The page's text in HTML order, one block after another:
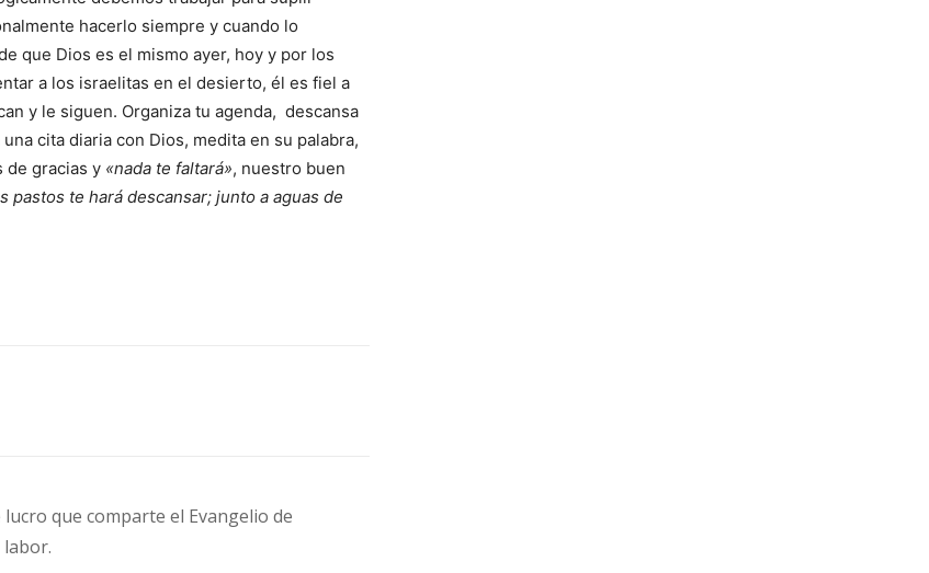
hacerlo siempre y cuando lo
que Dios es el mismo ayer, hoy y por los
a los israelitas en el desierto, él es fiel a
y le siguen. Organiza tu agenda, descansa
cita diaria con Dios, medita en su palabra,
de gracias y «nada te faltará», nuestro buen
te hará descansar; junto a aguas de
que comparte el Evangelio de